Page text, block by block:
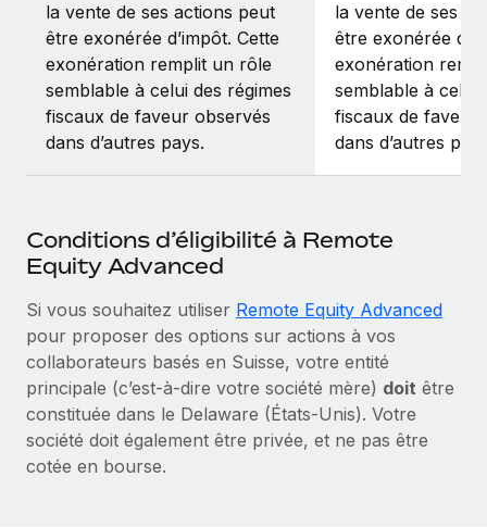
la vente de ses actions peut
être exonérée d’impôt. Cette
exonération remplit un rôle
semblable à celui des régimes
fiscaux de faveur observés
dans d’autres pays.
la vente de ses
être exonérée
exonération
semblable à celui
fiscaux de faveur
dans d’autres
Conditions d’éligibilité à Remote
Equity Advanced
Si vous souhaitez utiliser Remote Equity Advanced
pour proposer des options sur actions à vos
collaborateurs basés en Suisse, votre entité
principale (c’est‑à‑dire votre société mère) doit être
constituée dans le Delaware (États-Unis). Votre
société doit également être privée, et ne pas être
cotée en bourse.